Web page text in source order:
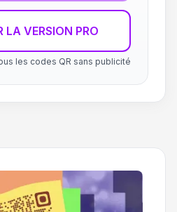
LA VERSION PRO
les codes QR sans publicité